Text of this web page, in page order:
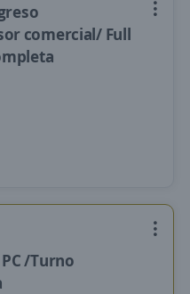
comercial/ Full
/Turno